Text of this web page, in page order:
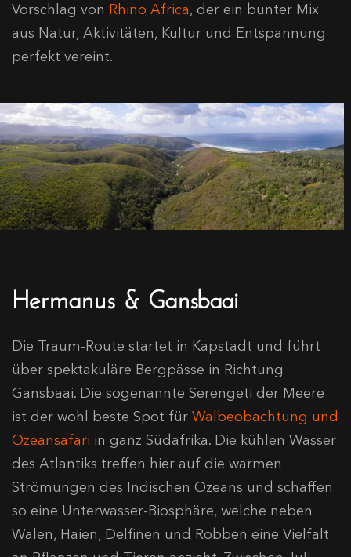
Vorschlag von Rhino Africa, der ein bunter Mix
aus Natur, Aktivitäten, Kultur und Entspannung
perfekt vereint.
Hermanus & Gansbaai
Die Traum-Route startet in Kapstadt und führt
über spektakuläre Bergpässe in Richtung
Gansbaai. Die sogenannte Serengeti der Meere
ist der wohl beste Spot für Walbeobachtung und
Ozeansafari in ganz Südafrika. Die kühlen Wasser
des Atlantiks treffen hier auf die warmen
Strömungen des Indischen Ozeans und schaffen
so eine Unterwasser-Biosphäre, welche neben
Walen, Haien, Delfinen und Robben eine Vielfalt